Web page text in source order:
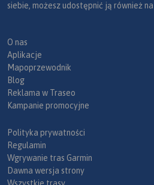
siebie, możesz udostępnić ją również
O nas
Aplikacje
Mapoprzewodnik
Blog
Reklama w Traseo
Kampanie promocyjne
Polityka prywatności
Regulamin
Wgrywanie tras Garmin
Dawna wersja strony